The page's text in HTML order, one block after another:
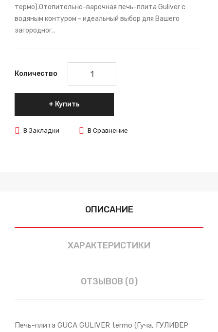
термо).Отопительно-варочная печь-плита Guliver с
водяным контуром - идеальный выбор для Вашего
загородног..
Количество
Купить
В Закладки В Сравнение
ОПИСАНИЕ
ХАРАКТЕРИСТИКИ
ОТЗЫВОВ (0)
Печь-плита GUCA GULIVER termo (Гуча, ГУЛИВЕР